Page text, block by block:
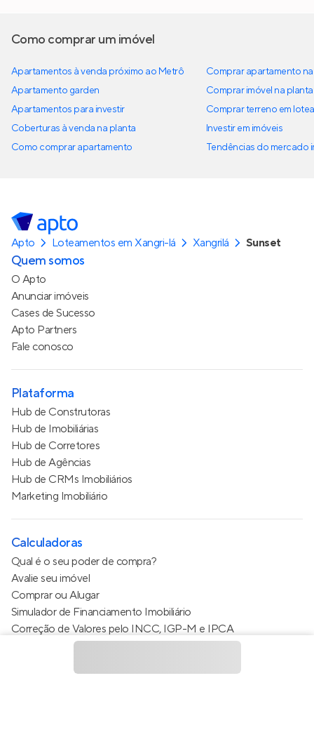
Como comprar um imóvel
Apartamentos à venda próximo ao Metrô
Apartamento garden
Apartamentos para investir
Coberturas à venda na planta
Como comprar apartamento
Comprar apartamento
Comprar imóvel na planta
Comprar terreno em
Investir em imóveis
Tendências do mercado
Apto Loteamentos em Xangri-lá Xangrilá Sunset
Quem somos
O Apto
Anunciar imóveis
Cases de Sucesso
Apto Partners
Fale conosco
Plataforma
Hub de Construtoras
Hub de Imobiliárias
Hub de Corretores
Hub de Agências
Hub de CRMs Imobiliários
Marketing Imobiliário
Calculadoras
Qual é o seu poder de compra?
Avalie seu imóvel
Comprar ou Alugar
Simulador de Financiamento Imobiliário
Correção de Valores pelo INCC, IGP-M e IPCA
Estimativa de valor do condomínio